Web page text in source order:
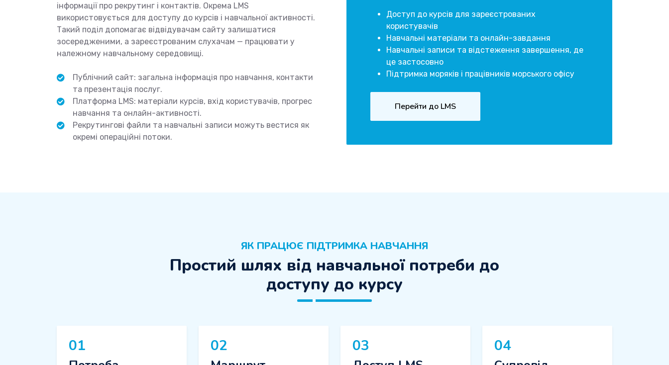
інформації про рекрутинг і контактів. Окрема LMS
використовується для доступу до курсів і навчальної активності.
Такий поділ допомагає відвідувачам сайту залишатися
зосередженими, а зареєстрованим слухачам — працювати у
належному навчальному середовищі.
Публічний сайт: загальна інформація про навчання, контакти
та презентація послуг.
Платформа LMS: матеріали курсів, вхід користувачів, прогрес
навчання та онлайн-активності.
Рекрутингові файли та навчальні записи можуть вестися як
окремі операційні потоки.
Доступ до курсів для зареєстрованих
користувачів
Навчальні матеріали та онлайн-завдання
Навчальні записи та відстеження завершення, де
це застосовно
Підтримка моряків і працівників морського офісу
Перейти до LMS
ЯК ПРАЦЮЄ ПІДТРИМКА НАВЧАННЯ
Простий шлях від навчальної потреби до
доступу до курсу
01 02 03 04